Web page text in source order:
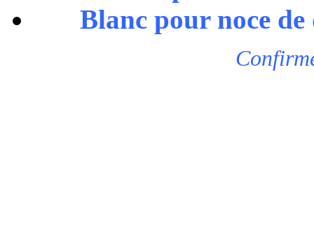
Blanc pour noce